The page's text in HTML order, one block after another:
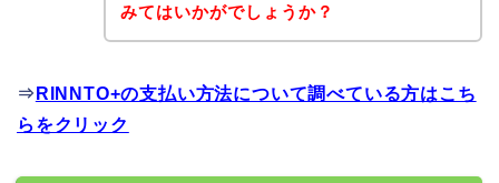
みてはいかがでしょうか？
⇒ RINNTO+の支払い方法について調べている方はこち
らをクリック